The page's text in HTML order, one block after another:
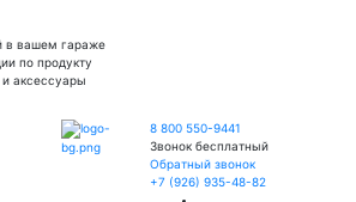
в вашем гараже
по продукту
и аксессуары
8 800 550-9441
Звонок бесплатный
Обратный звонок
+7 (926) 935-48-82